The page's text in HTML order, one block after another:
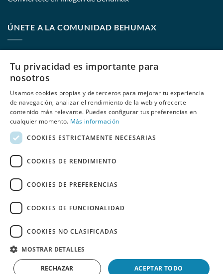
ÚNETE A LA COMUNIDAD BEHUMAX
E-mail:
He leído y acepto las políticas de privacidadde Behumax
REBAJAS ELITE FIT FITNESS
Copyright 2026 ©
Tu privacidad es importante para
nosotros
Usamos cookies propias y de terceros para mejorar tu experiencia
de navegación, analizar el rendimiento de la web y ofrecerte
contenido más relevante. Puedes configurar tus preferencias en
cualquier momento. Más información
COOKIES ESTRICTAMENTE NECESARIAS
COOKIES DE RENDIMIENTO
COOKIES DE PREFERENCIAS
COOKIES DE FUNCIONALIDAD
COOKIES NO CLASIFICADAS
MOSTRAR DETALLES
ACEPTAR TODO
RECHAZAR